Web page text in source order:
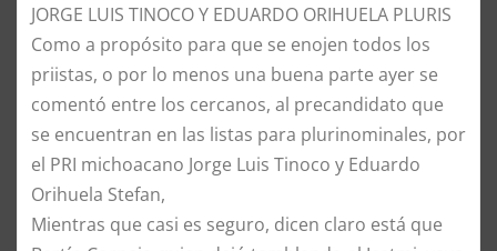
​JORGE LUIS TINOCO Y EDUARDO ORIHUELA PLURIS
​Como a propósito para que se enojen todos los
priistas, o por lo menos una buena parte ayer se
comentó entre los cercanos, al precandidato que
se encuentran en las listas para plurinominales, por
el PRI michoacano Jorge Luis Tinoco y Eduardo
Orihuela Stefan,
Mientras que casi es seguro, dicen claro está que